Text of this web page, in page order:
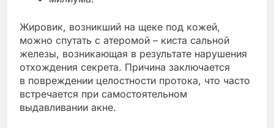
Жировик, возникший на щеке под кожей,
можно спутать с атеромой – киста сальной
железы, возникающая в результате нарушения
отхождения секрета. Причина заключается
в повреждении целостности протока, что часто
встречается при самостоятельном
выдавливании акне.